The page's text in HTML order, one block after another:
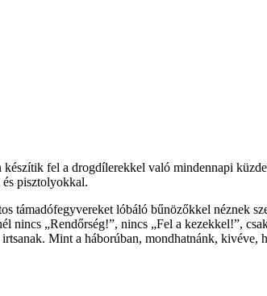
fel a drogdílerekkel való mindennapi
és pisztolyokkal.
lóbáló bűnözőkkel néznek
„Rendőrség!”, nincs „Fel a kezekkel!”,
Mint a háborúban, mondhatnánk, kivéve,